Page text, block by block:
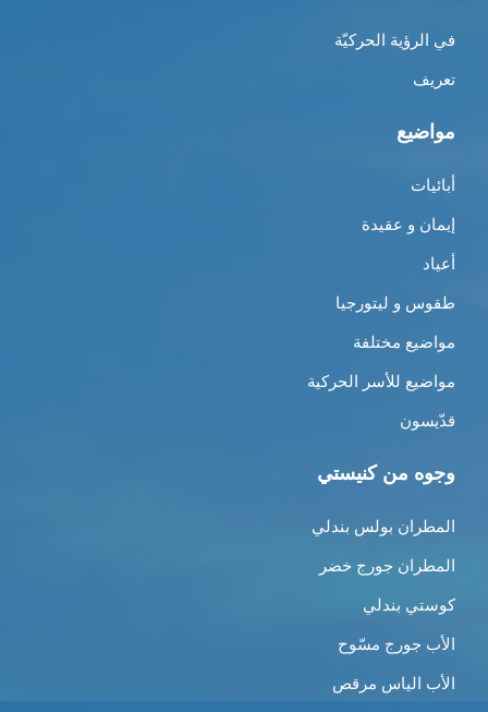
في الرؤية الحركيّة
تعريف
مواضيع
أبائيات
إيمان و عقيدة
أعياد
طقوس و ليتورجيا
مواضيع مختلفة
مواضيع للأسر الحركية
قدّيسون
وجوه من كنيستي
المطران بولس بندلي
المطران جورج خضر
كوستي بندلي
الأب جورج مسّوح
الأب الياس مرقص